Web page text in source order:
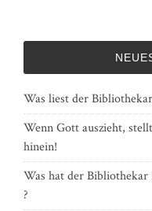
Was liest der
Wenn Gott auszieht,
hinein!
Was hat der Bibliothekar
?